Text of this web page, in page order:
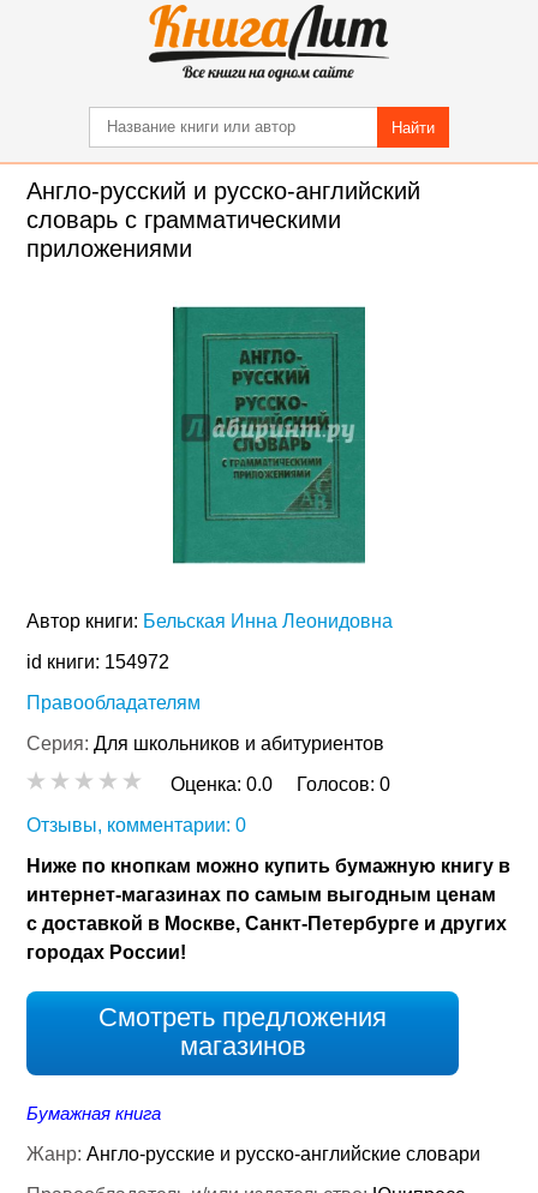
Найти
Англо-русский и русско-английский
словарь с грамматическими
приложениями
Автор книги: Бельская Инна Леонидовна
id книги: 154972
Правообладателям
Серия:Для школьников и абитуриентов
Оценка:0.0 Голосов:0
Отзывы, комментарии: 0
Ниже по кнопкам можно купить бумажную книгу в
интернет-магазинах по самым выгодным ценам
с доставкой в Москве, Санкт-Петербурге и других
городах России!
Смотреть предложения
магазинов
Бумажная книга
Жанр:Англо-русские и русско-английские словари